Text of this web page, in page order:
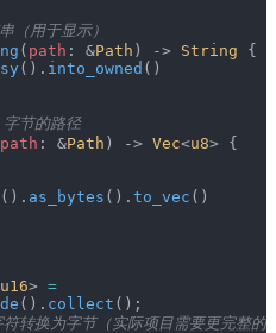
（用于显示）
( path : &Path ) -> String {
(). into_owned ()
字节的路径
path : &Path ) -> Vec<u8> {
(). as_bytes (). to_vec ()
u16> =
(). collect ();